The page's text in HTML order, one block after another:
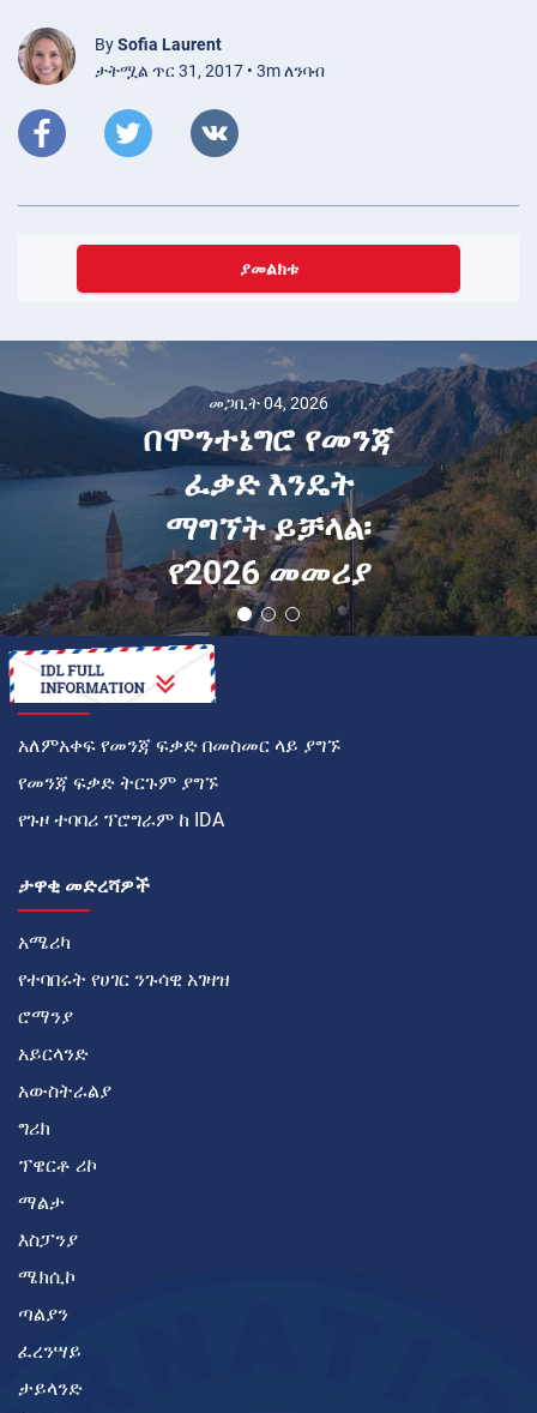
BySofia Laurent
ታትሟል ጥር 31, 2017 • 3m ለንባብ
ያመልክቱ
መጋቢት 04, 2026
በሞንተኔግሮ የመንጃ
ፈቃድ እንዴት
ማግኘት ይቻላል፡
የ2026 መመሪያ
እንዴት
አለምአቀፍ የመንጃ ፍቃድ በመስመር ላይ ያግኙ
የመንጃ ፍቃድ ትርጉም ያግኙ
የጉዞ ተባባሪ ፕሮግራም ከ IDA
ታዋቂ መድረሻዎች
አሜሪካ
የተባበሩት የሀገር ንጉሳዊ አገዛዝ
ሮማንያ
አይርላንድ
አውስትራልያ
ግሪክ
ፕዌርቶ ሪኮ
ማልታ
እስፓንያ
ሜክሲኮ
ጣልያን
ፈረንሣይ
ታይላንድ